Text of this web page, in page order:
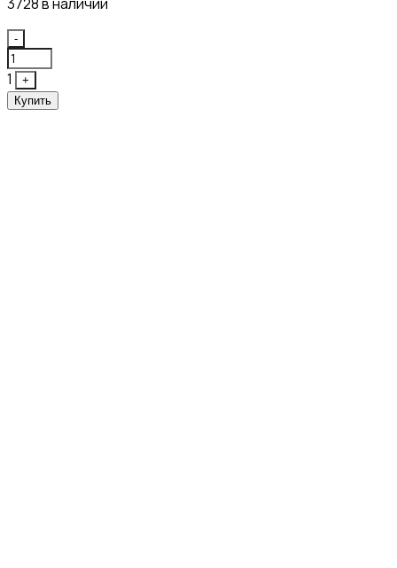
Quantity
-
1
+
Купить